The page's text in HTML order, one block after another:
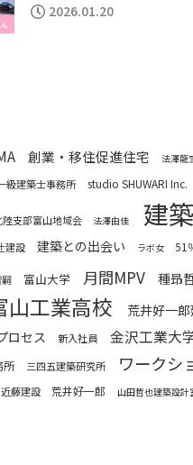
2026.01.20
創業・移住促進住宅 法澤龍
級建築士事務所 studio SHUWARI Inc.
陸支部富山地域会 法澤由佳 建築
建設 建築との出会い ラボ女 51
富山大学 月間MPV 種昻
山工業高校 荒井好一
ロセス 新入社員 金沢工業大
所 三四五建築研究所 ワークシ
近藤建設 荒井好一郎 山田哲也建築設計